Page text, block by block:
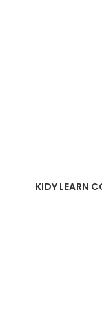
KIDY LEARN